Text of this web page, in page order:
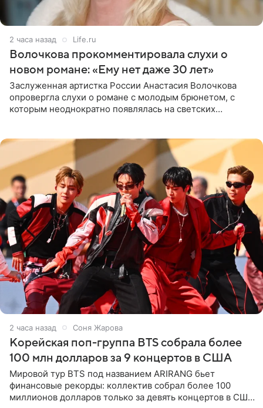
2 часа назад Life.ru
Волочкова прокомментировала слухи о
новом романе: «Ему нет даже 30 лет»
Заслуженная артистка России Анастасия Волочкова
опровергла слухи о романе с молодым брюнетом, с
которым неоднократно появлялась на светских
2 часа назад Соня Жарова
Корейская поп-группа BTS собрала более
100 млн долларов за 9 концертов в США
Мировой тур BTS под названием ARIRANG бьет
финансовые рекорды: коллектив собрал более 100
миллионов долларов только за девять концертов в США.